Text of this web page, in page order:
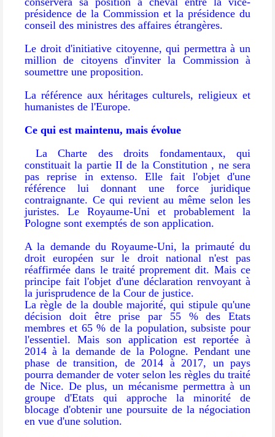
présidence de la Commission et la présidence du
conseil des ministres des affaires étrangères.
Le droit d'initiative citoyenne, qui permettra à un
million de citoyens d'inviter la Commission à
soumettre une proposition.
La référence aux héritages culturels, religieux et
humanistes de l'Europe.
Ce qui est maintenu, mais évolue
La Charte des droits fondamentaux, qui
constituait la partie II de la Constitution , ne sera
pas reprise in extenso. Elle fait l'objet d'une
référence lui donnant une force juridique
contraignante. Ce qui revient au même selon les
juristes. Le Royaume-Uni et probablement la
Pologne sont exemptés de son application.
A la demande du Royaume-Uni, la primauté du
droit européen sur le droit national n'est pas
réaffirmée dans le traité proprement dit. Mais ce
principe fait l'objet d'une déclaration renvoyant à
la jurisprudence de la Cour de justice.
La règle de la double majorité, qui stipule qu'une
décision doit être prise par 55 % des Etats
membres et 65 % de la population, subsiste pour
l'essentiel. Mais son application est reportée à
2014 à la demande de la Pologne. Pendant une
phase de transition, de 2014 à 2017, un pays
pourra demander de voter selon les règles du traité
de Nice. De plus, un mécanisme permettra à un
groupe d'Etats qui approche la minorité de
blocage d'obtenir une poursuite de la négociation
en vue d'une solution.